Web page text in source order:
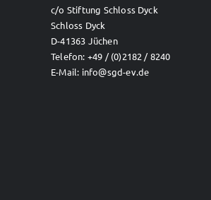
c/o Stiftung Schloss Dyck
Schloss Dyck
D-41363 Jüchen
Telefon: +49 / (0)2182 / 8240
E-Mail: info@sgd-ev.de